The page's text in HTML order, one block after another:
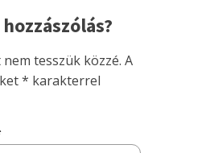
tesszük közzé. A
* karakterrel